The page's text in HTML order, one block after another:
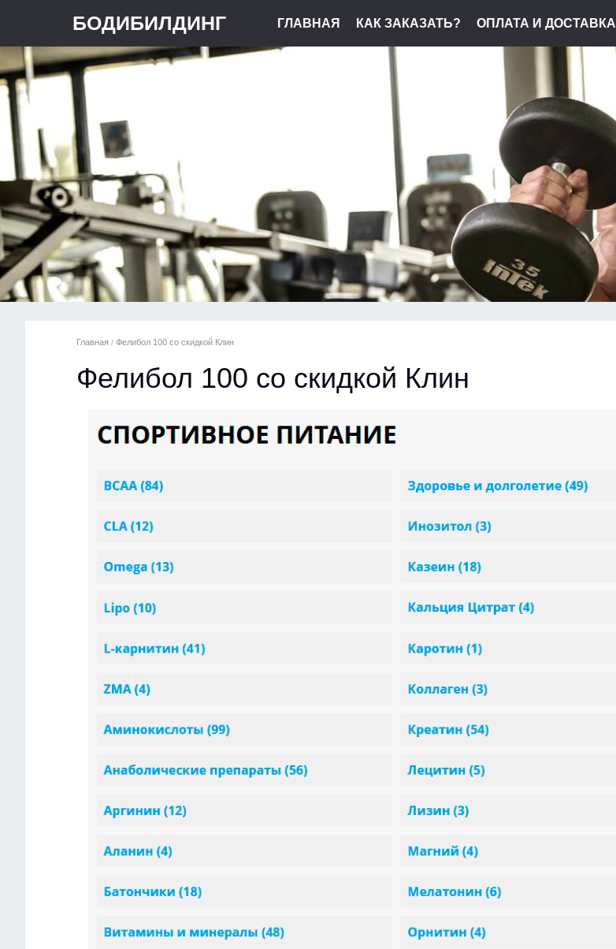
БОДИБИЛДИНГ ГЛАВНАЯ КАК ЗАКАЗАТЬ? ОПЛАТА И ДОСТАВКА
Главная / Фелибол 100 со скидкой Клин
Фелибол 100 со скидкой Клин